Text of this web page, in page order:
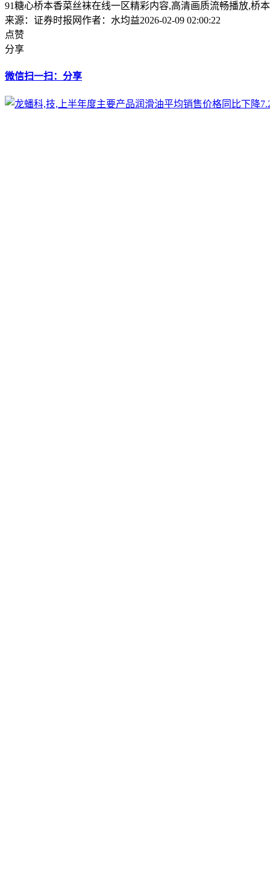
91糖心桥本香菜丝袜在线一区精彩内容,高清画质流畅播放,桥
来源：证券时报网作者：水均益2026-02-09 02:00:22
点赞
分享
微信扫一扫：分享